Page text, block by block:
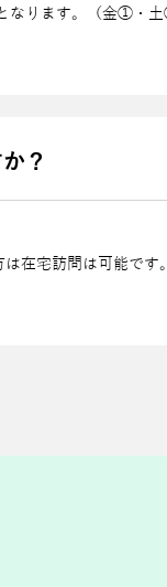
となります。（⾦①
？
在宅訪問は可能です